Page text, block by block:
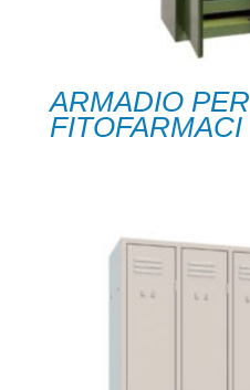
ARMADIO PER
FITOFARMACI